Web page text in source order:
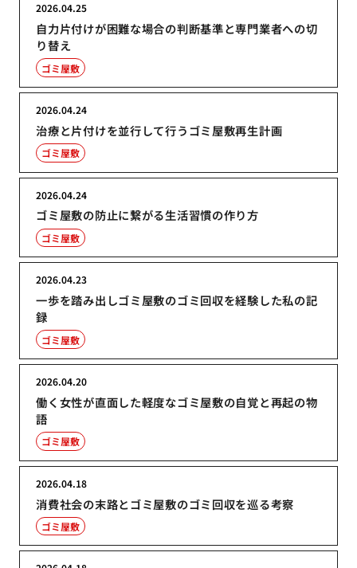
自力片付けが困難な場合の判断基準と専門業者への切
り替え
2026.04.25
ゴミ屋敷
治療と片付けを並行して行うゴミ屋敷再生計画
2026.04.24
ゴミ屋敷
ゴミ屋敷の防止に繋がる生活習慣の作り方
2026.04.24
ゴミ屋敷
一歩を踏み出しゴミ屋敷のゴミ回収を経験した私の記
録
2026.04.23
ゴミ屋敷
働く女性が直面した軽度なゴミ屋敷の自覚と再起の物
語
2026.04.20
ゴミ屋敷
消費社会の末路とゴミ屋敷のゴミ回収を巡る考察
2026.04.18
ゴミ屋敷